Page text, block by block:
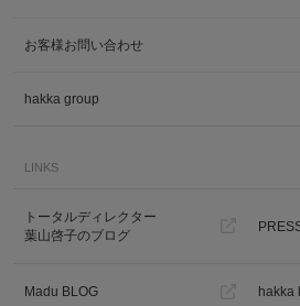
お客様お問い合わせ
hakka group
LINKS
トータルディレクター
葉山啓子のブログ
Madu BLOG hakka